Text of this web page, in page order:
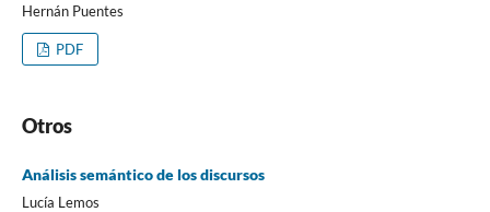
Hernán Puentes
PDF
Otros
Análisis semántico de los discursos
Lucía Lemos